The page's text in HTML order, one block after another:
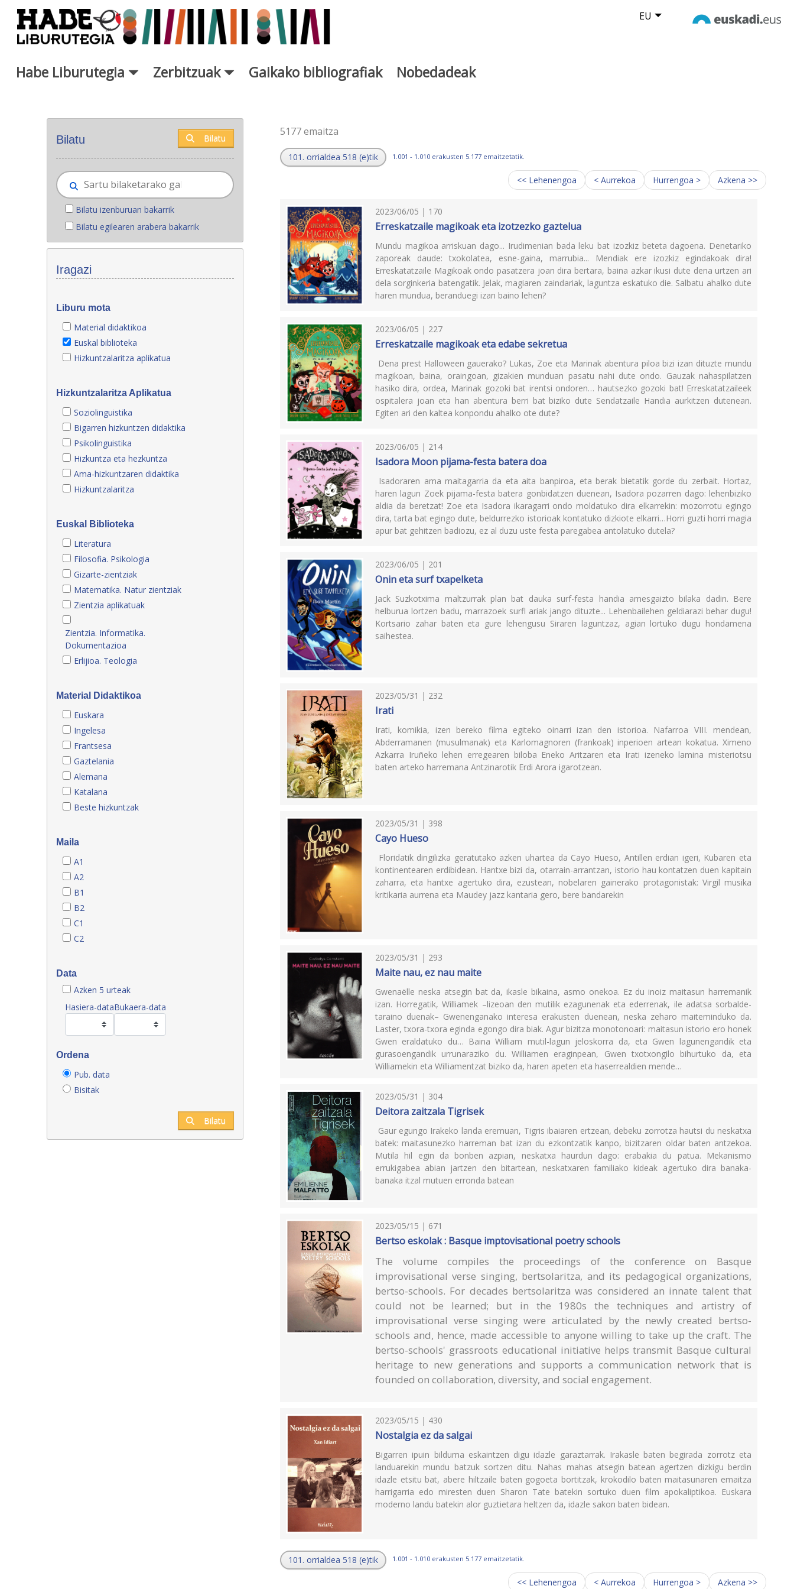
Eduki nagusira joan EU
Habe Liburutegia Zerbitzuak Gaikako bibliografiak Nobedadeak
Bilatu Bilatu
Bilatu izenburuan bakarrik
Bilatu egilearen arabera bakarrik
Iragazi
Liburu mota
Material didaktikoa
Euskal biblioteka
Hizkuntzalaritza aplikatua
Hizkuntzalaritza Aplikatua
Soziolinguistika
Bigarren hizkuntzen didaktika
Psikolinguistika
Hizkuntza eta hezkuntza
Ama-hizkuntzaren didaktika
Hizkuntzalaritza
Euskal Biblioteka
Literatura
Filosofia. Psikologia
Gizarte-zientziak
Matematika. Natur zientziak
Zientzia aplikatuak
Zientzia. Informatika.
Dokumentazioa
Erlijioa. Teologia
Material Didaktikoa
Euskara
Ingelesa
Frantsesa
Gaztelania
Alemana
Katalana
Beste hizkuntzak
Maila
A1
A2
B1
B2
C1
C2
Data
Azken 5 urteak
Hasiera-dataBukaera-data
Ordena
Pub. data
Bisitak
Bilatu
5177 emaitza
101. orrialdea 518 (e)tik 1.001 - 1.010 erakusten 5.177 emaitzetatik.
<< Lehenengoa < Aurrekoa Hurrengoa > Azkena >>
2023/06/05 | 170
Erreskatzaile magikoak eta izotzezko gaztelua
Mundu magikoa arriskuan dago... Irudimenian bada leku bat izozkiz beteta dagoena. Denetariko
zaporeak daude: txokolatea, esne-gaina, marrubia... Mendiak ere izozkiz egindakoak dira!
Erreskatatzaile Magikoak ondo pasatzera joan dira bertara, baina azkar ikusi dute dena urtzen ari
dela sorginkeria batengatik. Jelak, magiaren zaindariak, laguntza eskatuko die. Salbatu ahalko dute
haren mundua, beranduegi izan baino lehen?
2023/06/05 | 227
Erreskatzaile magikoak eta edabe sekretua
Dena prest Halloween gauerako? Lukas, Zoe eta Marinak abentura piloa bizi izan dituzte mundu
magikoan, baina, oraingoan, gizakien munduan pasatu nahi dute ondo. Gauzak nahaspilatzen
hasiko dira, ordea, Marinak gozoki bat irentsi ondoren… hautsezko gozoki bat! Erreskatatzaileek
ospitalera joan eta han abentura berri bat biziko dute Sendatzaile Handia aurkitzen dutenean.
Egiten ari den kaltea konpondu ahalko ote dute?
2023/06/05 | 214
Isadora Moon pijama-festa batera doa
Isadoraren ama maitagarria da eta aita banpiroa, eta berak bietatik gorde du zerbait. Hortaz,
haren lagun Zoek pijama-festa batera gonbidatzen duenean, Isadora pozarren dago: lehenbiziko
aldia da beretzat! Zoe eta Isadora ikaragarri ondo moldatuko dira elkarrekin: mozorrotu egingo
dira, tarta bat egingo dute, beldurrezko istorioak kontatuko dizkiote elkarri…Horri guzti horri magia
apur bat gehitzen badiozu, ez al duzu uste festa paregabea antolatuko dutela?
2023/06/05 | 201
Onin eta surf txapelketa
Jack Suzkotxima maltzurrak plan bat dauka surf-festa handia amesgaizto bilaka dadin. Bere
helburua lortzen badu, marrazoek surfl ariak jango dituzte... Lehenbailehen geldiarazi behar dugu!
Kortsario zahar baten eta gure lehengusu Siraren laguntzaz, agian lortuko dugu hondamena
saihestea.
2023/05/31 | 232
Irati
Irati, komikia, izen bereko filma egiteko oinarri izan den istorioa. Nafarroa VIII. mendean,
Abderramanen (musulmanak) eta Karlomagnoren (frankoak) inperioen artean kokatua. Ximeno
Azkarra Iruñeko lehen erregearen biloba Eneko Aritzaren eta Irati izeneko lamina misteriotsu
baten arteko harremana Antzinarotik Erdi Arora igarotzean.
2023/05/31 | 398
Cayo Hueso
Floridatik dingilizka geratutako azken uhartea da Cayo Hueso, Antillen erdian igeri, Kubaren eta
kontinentearen erdibidean. Hantxe bizi da, otarrain-arrantzan, istorio hau kontatzen duen kapitain
zaharra, eta hantxe agertuko dira, ezustean, nobelaren gainerako protagonistak: Virgil musika
kritikaria aurrena eta Maudey jazz kantaria gero, bere bandarekin
2023/05/31 | 293
Maite nau, ez nau maite
Gwenaëlle neska atsegin bat da, ikasle bikaina, asmo onekoa. Ez du inoiz maitasun harremanik
izan. Horregatik, Williamek –lizeoan den mutilik ezagunenak eta ederrenak, ile adatsa sorbalde­
taraino duenak– Gwenenganako interesa erakusten duenean, neska zeharo maiteminduko da.
Laster, txora-txora eginda egongo dira biak. Agur bizitza monotonoari: maitasun istorio ero honek
Gwen eraldatuko du… Baina William mutil-lagun jeloskorra da, eta Gwen lagunengandik eta
gurasoengandik urrunaraziko du. Williamen eraginpean, Gwen txotxongilo bihurtuko da, eta
Williamekin eta Williamentzat biziko da, haren apeten eta haserrealdien mende…
2023/05/31 | 304
Deitora zaitzala Tigrisek
Gaur egungo Irakeko landa eremuan, Tigris ibaiaren ertzean, debeku zorrotza hautsi du neskatxa
batek: maitasunezko harreman bat izan du ezkontzatik kanpo, bizitzaren oldar baten antzekoa.
Mutila hil egin da bonben azpian, neskatxa haurdun dago: erabakia du patua. Mekanismo
errukigabea abian jartzen den bitartean, neskatxaren familiako kideak agertuko dira banaka-
banaka itzal mutuen erronda batean
2023/05/15 | 671
Bertso eskolak : Basque imptovisational poetry schools
The volume compiles the proceedings of the conference on Basque
improvisational verse singing, bertsolaritza, and its pedagogical organizations,
bertso-schools. For decades bertsolaritza was considered an innate talent that
could not be learned; but in the 1980s the techniques and artistry of
improvisational verse singing were articulated by the newly created bertso-
schools and, hence, made accessible to anyone willing to take up the craft. The
bertso-schools' grassroots educational initiative helps transmit Basque cultural
heritage to new generations and supports a communication network that is
founded on collaboration, diversity, and social engagement.
2023/05/15 | 430
Nostalgia ez da salgai
Bigarren ipuin bilduma eskaintzen digu idazle garaztarrak. Irakasle baten begirada zorrotz eta
landuarekin mundu batzuk sortzen ditu. Nahas mahas atsegin batean agertzen dizkigu berdin
idazle etsitu bat, abere hiltzaile baten gogoeta bortitzak, krokodilo baten maitasunaren emaitza
harrigarria edo miresten duen Sharon Tate batekin sortuko duen film apokaliptikoa. Euskara
moderno landu batekin alor guztietara heltzen da, idazle sakon baten bidean.
101. orrialdea 518 (e)tik 1.001 - 1.010 erakusten 5.177 emaitzetatik.
<< Lehenengoa < Aurrekoa Hurrengoa > Azkena >>